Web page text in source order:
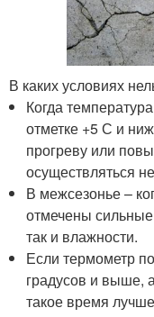
В каких условиях
Когда
отметке +5 С и
прогреву или
осуществляться
В межсезонье –
отмечены сильные
так и влажности.
Если термометр
градусов и выше,
такое время